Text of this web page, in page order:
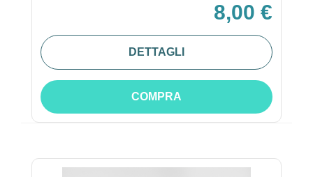
8,00 €
DETTAGLI
COMPRA